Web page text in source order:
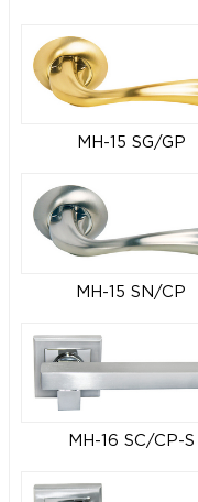
MH-15 SG/GP
MH-15 SN/CP
MH-16 SC/CP-S